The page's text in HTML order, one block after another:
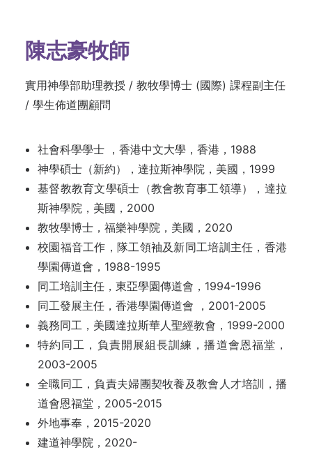
陳志豪牧師
實用神學部助理教授 / 教牧學博士 (國際) 課程副主任
/ 學生佈道團顧問
社會科學學士 ，香港中文大學，香港，1988
神學碩士（新約），達拉斯神學院，美國，1999
基督教教育文學碩士（教會教育事工領導），達拉
斯神學院，美國，2000
教牧學博士，福樂神學院，美國，2020
校園福音工作，隊工領袖及新同工培訓主任，香港
學園傳道會，1988-1995
同工培訓主任，東亞學園傳道會，1994-1996
同工發展主任，香港學園傳道會 ，2001-2005
義務同工，美國達拉斯華人聖經教會，1999-2000
特約同工，負責開展組長訓練，播道會恩福堂，
2003-2005
全職同工，負責夫婦團契牧養及教會人才培訓，播
道會恩福堂，2005-2015
外地事奉，2015-2020
建道神學院，2020-